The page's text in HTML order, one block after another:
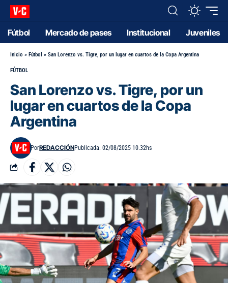
Fútbol Mercado de pases Institucional Juveniles
Inicio » Fútbol » San Lorenzo vs. Tigre, por un lugar en cuartos de la Copa Argentina
FÚTBOL
San Lorenzo vs. Tigre, por un
lugar en cuartos de la Copa
Argentina
PorREDACCIÓNPublicada: 02/08/2025 10.32hs